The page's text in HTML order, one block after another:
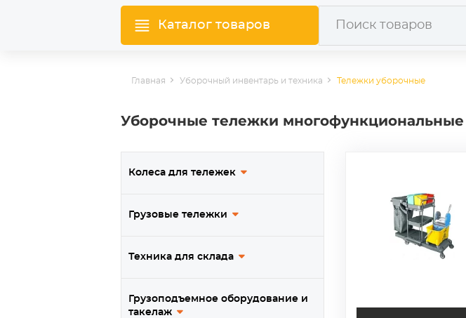
Каталог товаров
Главная Уборочный инвентарь и техника Тележки уборочные
Уборочные тележки многофункциональные
Колеса для тележек
Грузовые тележки
Техника для склада
Грузоподъемное оборудование и
такелаж